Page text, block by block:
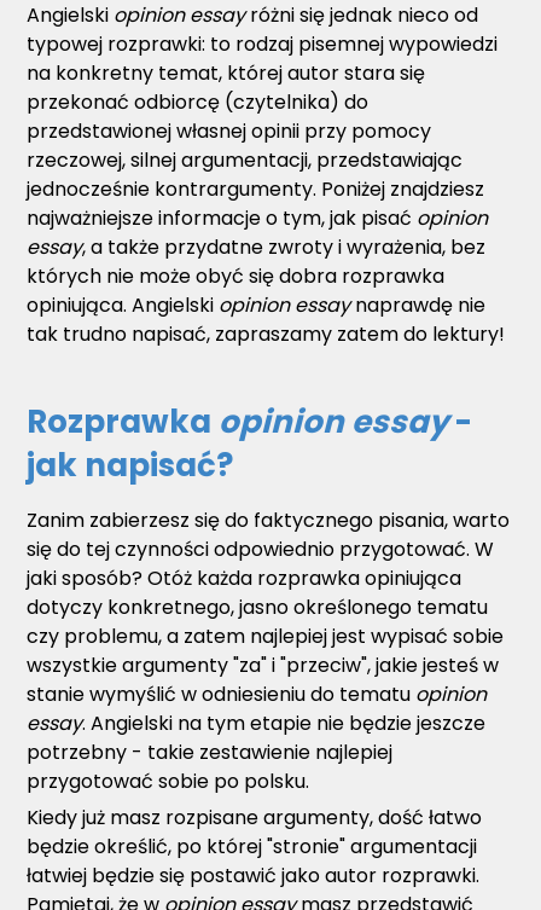
Angielski opinion essayróżni się jednak nieco od
typowej rozprawki: to rodzaj pisemnej wypowiedzi
na konkretny temat, której autor stara się
przekonać odbiorcę (czytelnika) do
przedstawionej własnej opinii przy pomocy
rzeczowej, silnej argumentacji, przedstawiając
jednocześnie kontrargumenty. Poniżej znajdziesz
najważniejsze informacje o tym, jak pisać opinion
essay, a także przydatne zwroty i wyrażenia, bez
których nie może obyć się dobra rozprawka
opiniująca. Angielski opinion essaynaprawdę nie
tak trudno napisać, zapraszamy zatem do lektury!
Rozprawka opinion essay-
jak napisać?
Zanim zabierzesz się do faktycznego pisania, warto
się do tej czynności odpowiednio przygotować. W
jaki sposób? Otóż każda rozprawka opiniująca
dotyczy konkretnego, jasno określonego tematu
czy problemu, a zatem najlepiej jest wypisać sobie
wszystkie argumenty "za" i "przeciw", jakie jesteś w
stanie wymyślić w odniesieniu do tematu opinion
essay. Angielski na tym etapie nie będzie jeszcze
potrzebny - takie zestawienie najlepiej
przygotować sobie po polsku.
Kiedy już masz rozpisane argumenty, dość łatwo
będzie określić, po której "stronie" argumentacji
łatwiej będzie się postawić jako autor rozprawki.